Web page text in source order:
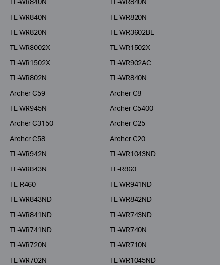
TL-WR840N
TL-WR840N
TL-WR840N
TL-WR820N
TL-WR820N
TL-WR3602BE
TL-WR3002X
TL-WR1502X
TL-WR1502X
TL-WR902AC
TL-WR802N
TL-WR840N
Archer C59
Archer C8
TL-WR945N
Archer C5400
Archer C3150
Archer C25
Archer C58
Archer C20
TL-WR942N
TL-WR1043ND
TL-WR843N
TL-R860
TL-R460
TL-WR941ND
TL-WR843ND
TL-WR842ND
TL-WR841ND
TL-WR743ND
TL-WR741ND
TL-WR740N
TL-WR720N
TL-WR710N
TL-WR702N
TL-WR1045ND